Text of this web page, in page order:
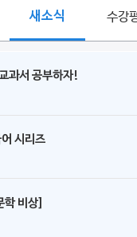
새소식 수강
과서 공부하자!
시리즈
비상]